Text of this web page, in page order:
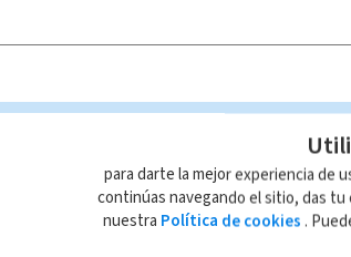
para darte la mejor experiencia de
continúas navegando el sitio, das
nuestra Política de cookies .